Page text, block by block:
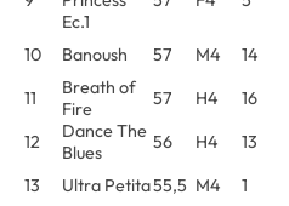
Ec.1
10 Banoush 57 M4 14
11
Breath of
Fire
57 H4 16
12
Dance The
Blues
56 H4 13
13
Ultra Petita55,5 M4 1